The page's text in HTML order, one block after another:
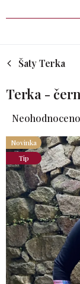
na
Šaty Terka
Terka -
Průměrné
produktu
je
0,0
z 5
hvězdiček.
Neohodnoceno
Novinka
Tip